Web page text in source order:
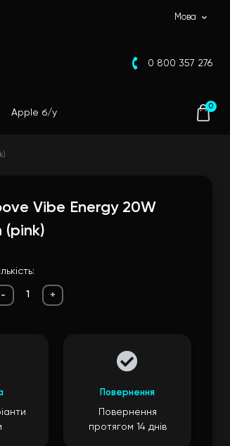
Мова
0 800 357 276
Apple б/у
0
Vibe Energy 20W
(pink)
- +
Повернення
Повернення
протягом 14 днів